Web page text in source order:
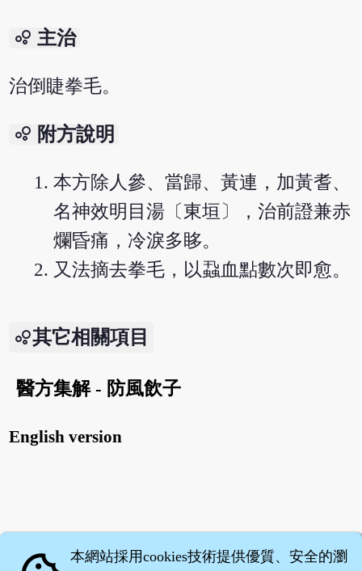
bubble_chart 主治
治倒睫拳毛。
bubble_chart 附方說明
本方除人參、當歸、黃連，加黃耆、
名神效明目湯〔東垣〕，治前證兼赤
爛昏痛，冷淚多眵。
又法摘去拳毛，以蝨血點數次即愈。
其它相關項目
醫方集解 - 防風飲子
English version
本網站採用cookies技術提供優質、安全的瀏